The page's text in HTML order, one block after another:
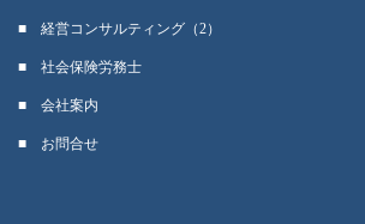
■ 経営コンサルティング（2）
■ 社会保険労務士
■ 会社案内
■ お問合せ